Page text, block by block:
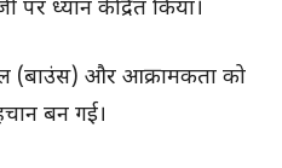
ध्यान केंद्रित किया।
(बाउंस) और आक्रामकता को
बन गई।